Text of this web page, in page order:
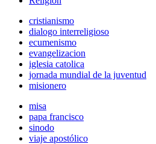
cristianismo
dialogo interreligioso
ecumenismo
evangelizacion
iglesia catolica
jornada mundial de la juventud
misionero
misa
papa francisco
sinodo
viaje apostólico